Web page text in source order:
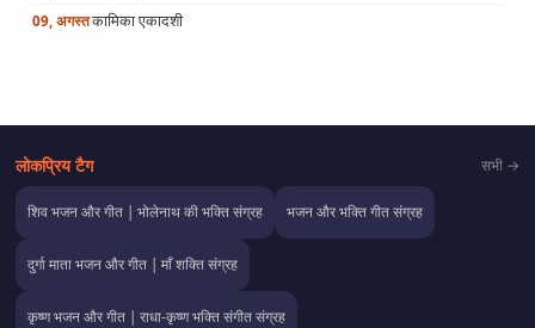
09, अगस्तकामिका एकादशी
लोकप्रिय टैग सभी →
शिव भजन और गीत | भोलेनाथ की भक्ति संग्रह भजन और भक्ति गीत संग्रह
दुर्गा माता भजन और गीत | माँ शक्ति संग्रह
कृष्ण भजन और गीत | राधा-कृष्ण भक्ति संगीत संग्रह